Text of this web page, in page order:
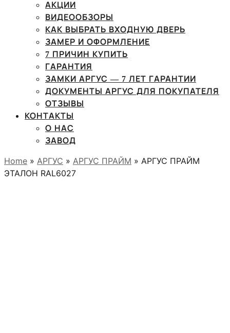
АКЦИИ
ВИДЕООБЗОРЫ
КАК ВЫБРАТЬ ВХОДНУЮ ДВЕРЬ
ЗАМЕР И ОФОРМЛЕНИЕ
7 ПРИЧИН КУПИТЬ
ГАРАНТИЯ
ЗАМКИ АРГУС — 7 ЛЕТ ГАРАНТИИ
ДОКУМЕНТЫ АРГУС ДЛЯ ПОКУПАТЕЛЯ
ОТЗЫВЫ
КОНТАКТЫ
О НАС
ЗАВОД
Home » АРГУС » АРГУС ПРАЙМ » АРГУС ПРАЙМ
ЭТАЛОН RAL6027